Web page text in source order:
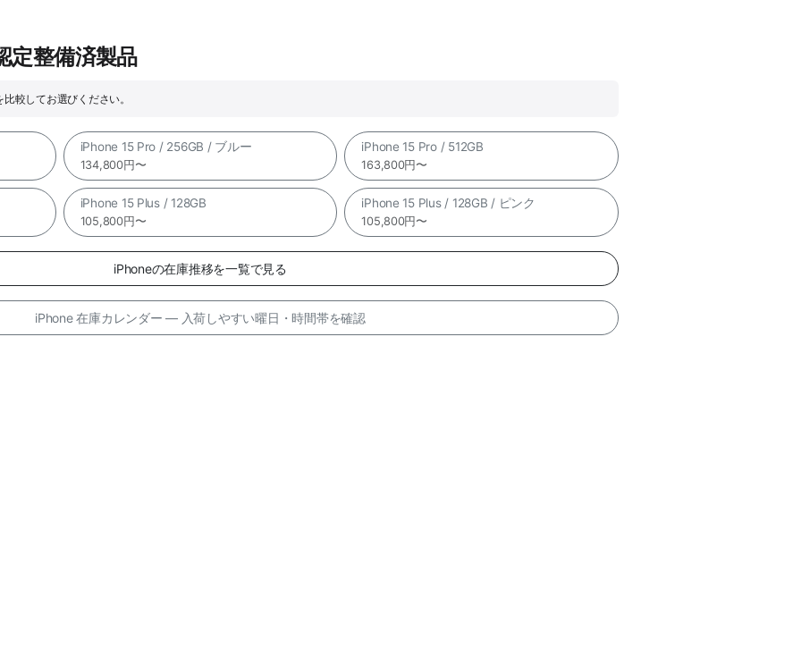
定整備済製品
較してお選びください。
iPhone 15 Pro / 256GB / ブルー
134,800円〜
iPhone 15 Pro / 512GB
163,800円〜
iPhone 15 Plus / 128GB
105,800円〜
iPhone 15 Plus / 128GB / ピンク
105,800円〜
iPhoneの在庫推移を一覧で見る
iPhone 在庫カレンダー — 入荷しやすい曜日・時間帯を確認